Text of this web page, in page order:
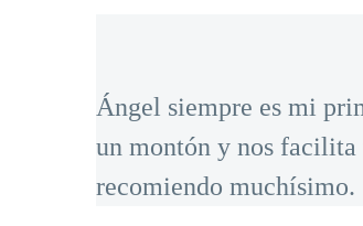
Ángel siempre es mi
un montón y nos facilita
recomiendo muchísimo.